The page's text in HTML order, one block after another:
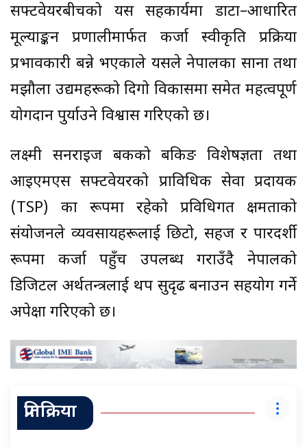
सफ्टवेयरबीचको यस सहकार्यमा डाटा–आधारित
मूल्याङ्कन प्रणालीमार्फत कर्जा स्वीकृति प्रक्रिया
प्रभावकारी बन्ने भएकाले यसले नेपालका साना तथा
मझौला उद्यमहरूको दिगो विकासमा समेत महत्वपूर्ण
योगदान पुर्याउने विश्वास गरिएको छ।
लक्ष्मी सनराइज बैंकको बैंकिङ विशेषज्ञता तथा
आइएमएस सफ्टवेयरको प्राविधिक सेवा प्रदायक
(TSP) का रूपमा रहेको प्रविधिगत क्षमताको
संयोजनले व्यवसायहरूलाई छिटो, सहज र पारदर्शी
रूपमा कर्जा पहुँच उपलब्ध गराउँदै नेपालको
डिजिटल अर्थतन्त्रलाई थप सुदृढ बनाउन सहयोग गर्ने
अपेक्षा गरिएको छ।
प्रतिक्रिया